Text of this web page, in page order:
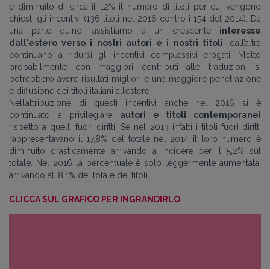
è diminuito di circa il 12% il numero di titoli per cui vengono
chiesti gli incentivi (136 titoli nel 2016 contro i 154 del 2014). Da
una parte quindi assistiamo a un crescente interesse
dall'estero verso i nostri autori e i nostri titoli , dall’altra
continuano a ridursi gli incentivi complessivi erogati. Molto
probabilmente con maggiori contributi alle traduzioni si
potrebbero avere risultati migliori e una maggiore penetrazione
e diffusione dei titoli italiani all’estero.
Nell’attribuzione di questi incentivi anche nel 2016 si è
continuato a privilegiare autori e titoli contemporanei
rispetto a quelli fuori diritti. Se nel 2013 infatti i titoli fuori diritti
rappresentavano il 17,8% del totale nel 2014 il loro numero è
diminuito drasticamente arrivando a incidere per il 5,2% sul
totale. Nel 2016 la percentuale è solo leggermente aumentata,
arrivando all’8,1% del totale dei titoli.
CLICCA SUL GRAFICO PER INGRANDIRLO